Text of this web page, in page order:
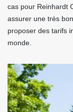
cas pour Reinhardt
assurer une très
proposer des tarifs
monde.